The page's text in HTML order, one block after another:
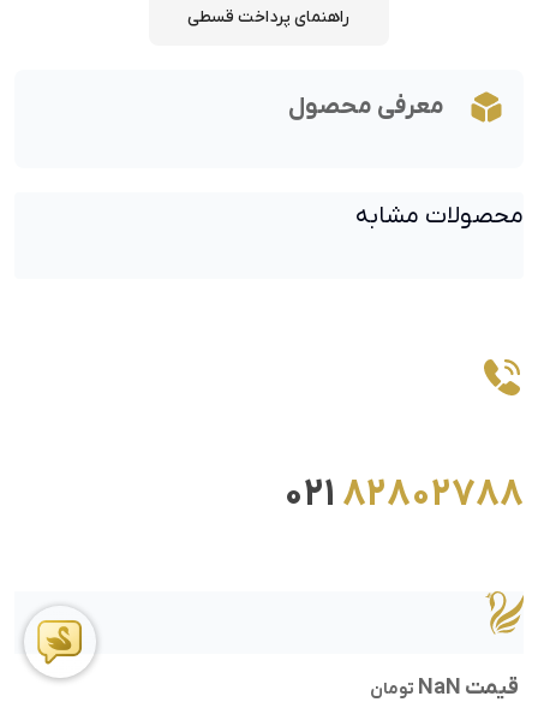
قیمت NaN تومان
راهنمای پرداخت قسطی
معرفی محصول
محصولات مشابه
82802788
021